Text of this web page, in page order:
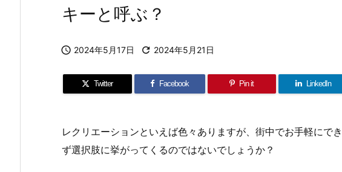
キーと呼ぶ？
 2024年5月17日  2024年5月21日
Twitter Facebook Pin it LinkedIn
レクリエーションといえば色々ありますが、街中でお手軽にで
ず選択肢に挙がってくるのではないでしょうか？